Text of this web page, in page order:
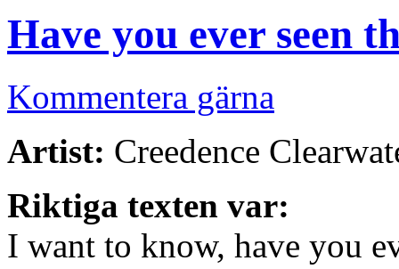
Have you ever seen
Kommentera gärna
Artist: Creedence
Riktiga texten var:
I want to know, have you